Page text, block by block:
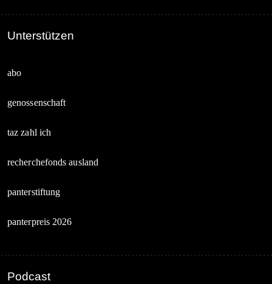
Unterstützen
abo
genossenschaft
taz zahl ich
recherchefonds ausland
panterstiftung
panterpreis 2026
Podcast